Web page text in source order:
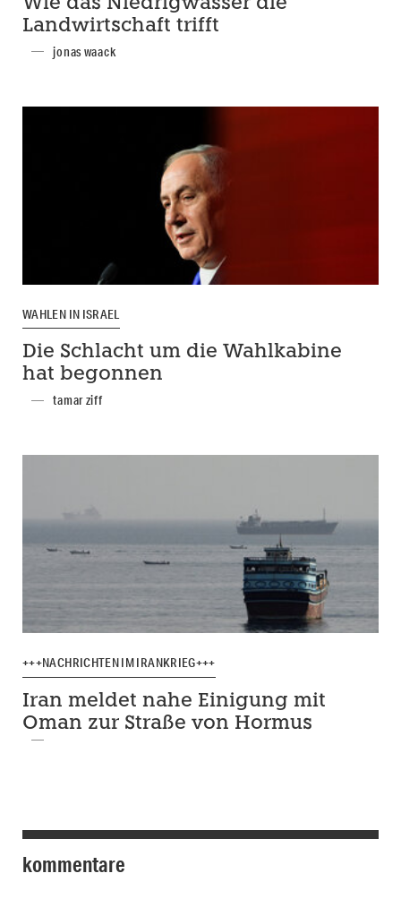
Landwirtschaft trifft
jonas waack
WAHLEN IN ISRAEL
Die Schlacht um die Wahlkabine
hat begonnen
tamar ziff
+++NACHRICHTEN IM IRANKRIEG+++
Iran meldet nahe Einigung mit
Oman zur Straße von Hormus
kommentare